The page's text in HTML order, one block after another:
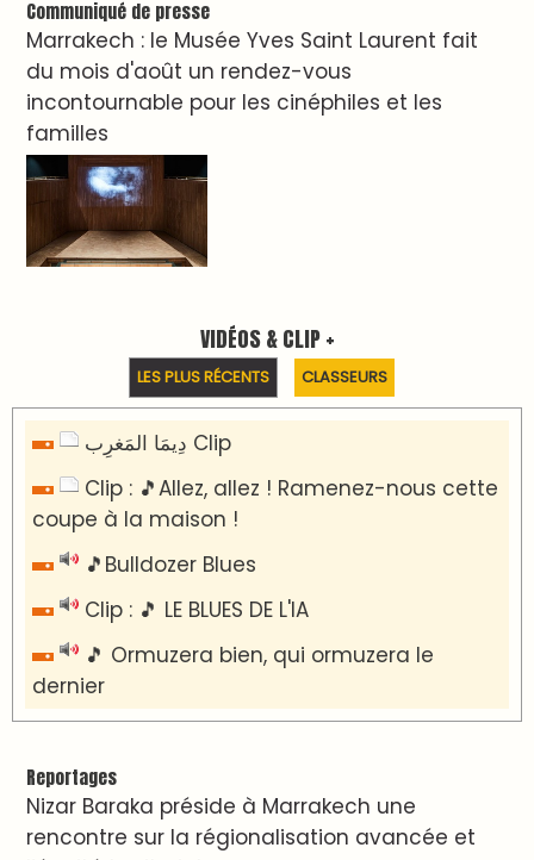
Communiqué de presse
Marrakech : le Musée Yves Saint Laurent fait
du mois d'août un rendez-vous
incontournable pour les cinéphiles et les
familles
VIDÉOS & CLIP +
LES PLUS RÉCENTS CLASSEURS
دِيمَا المَغرِب Clip
Clip : 🎵Allez, allez ! Ramenez-nous cette
coupe à la maison !
🎵Bulldozer Blues
Clip : 🎵 LE BLUES DE L'IA
🎵 Ormuzera bien, qui ormuzera le
dernier
Reportages
Nizar Baraka préside à Marrakech une
rencontre sur la régionalisation avancée et